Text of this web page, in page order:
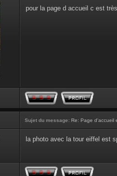
pour la page d accueil c est
Sujet du message: Re: Page d'accueil
la photo avec la tour eiffel est